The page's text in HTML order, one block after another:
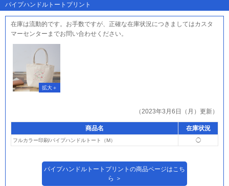
パイプハンドルトートプリント
在庫は流動的です。お手数ですが、正確な在庫状況につきましてはカスタ
マーセンターまでお問い合わせください。
（2023年3月6日（月）更新）
商品名 在庫状況
フルカラー印刷/パイプハンドルトート（M） ◯
パイプハンドルトートプリントの商品ページはこち
ら ＞